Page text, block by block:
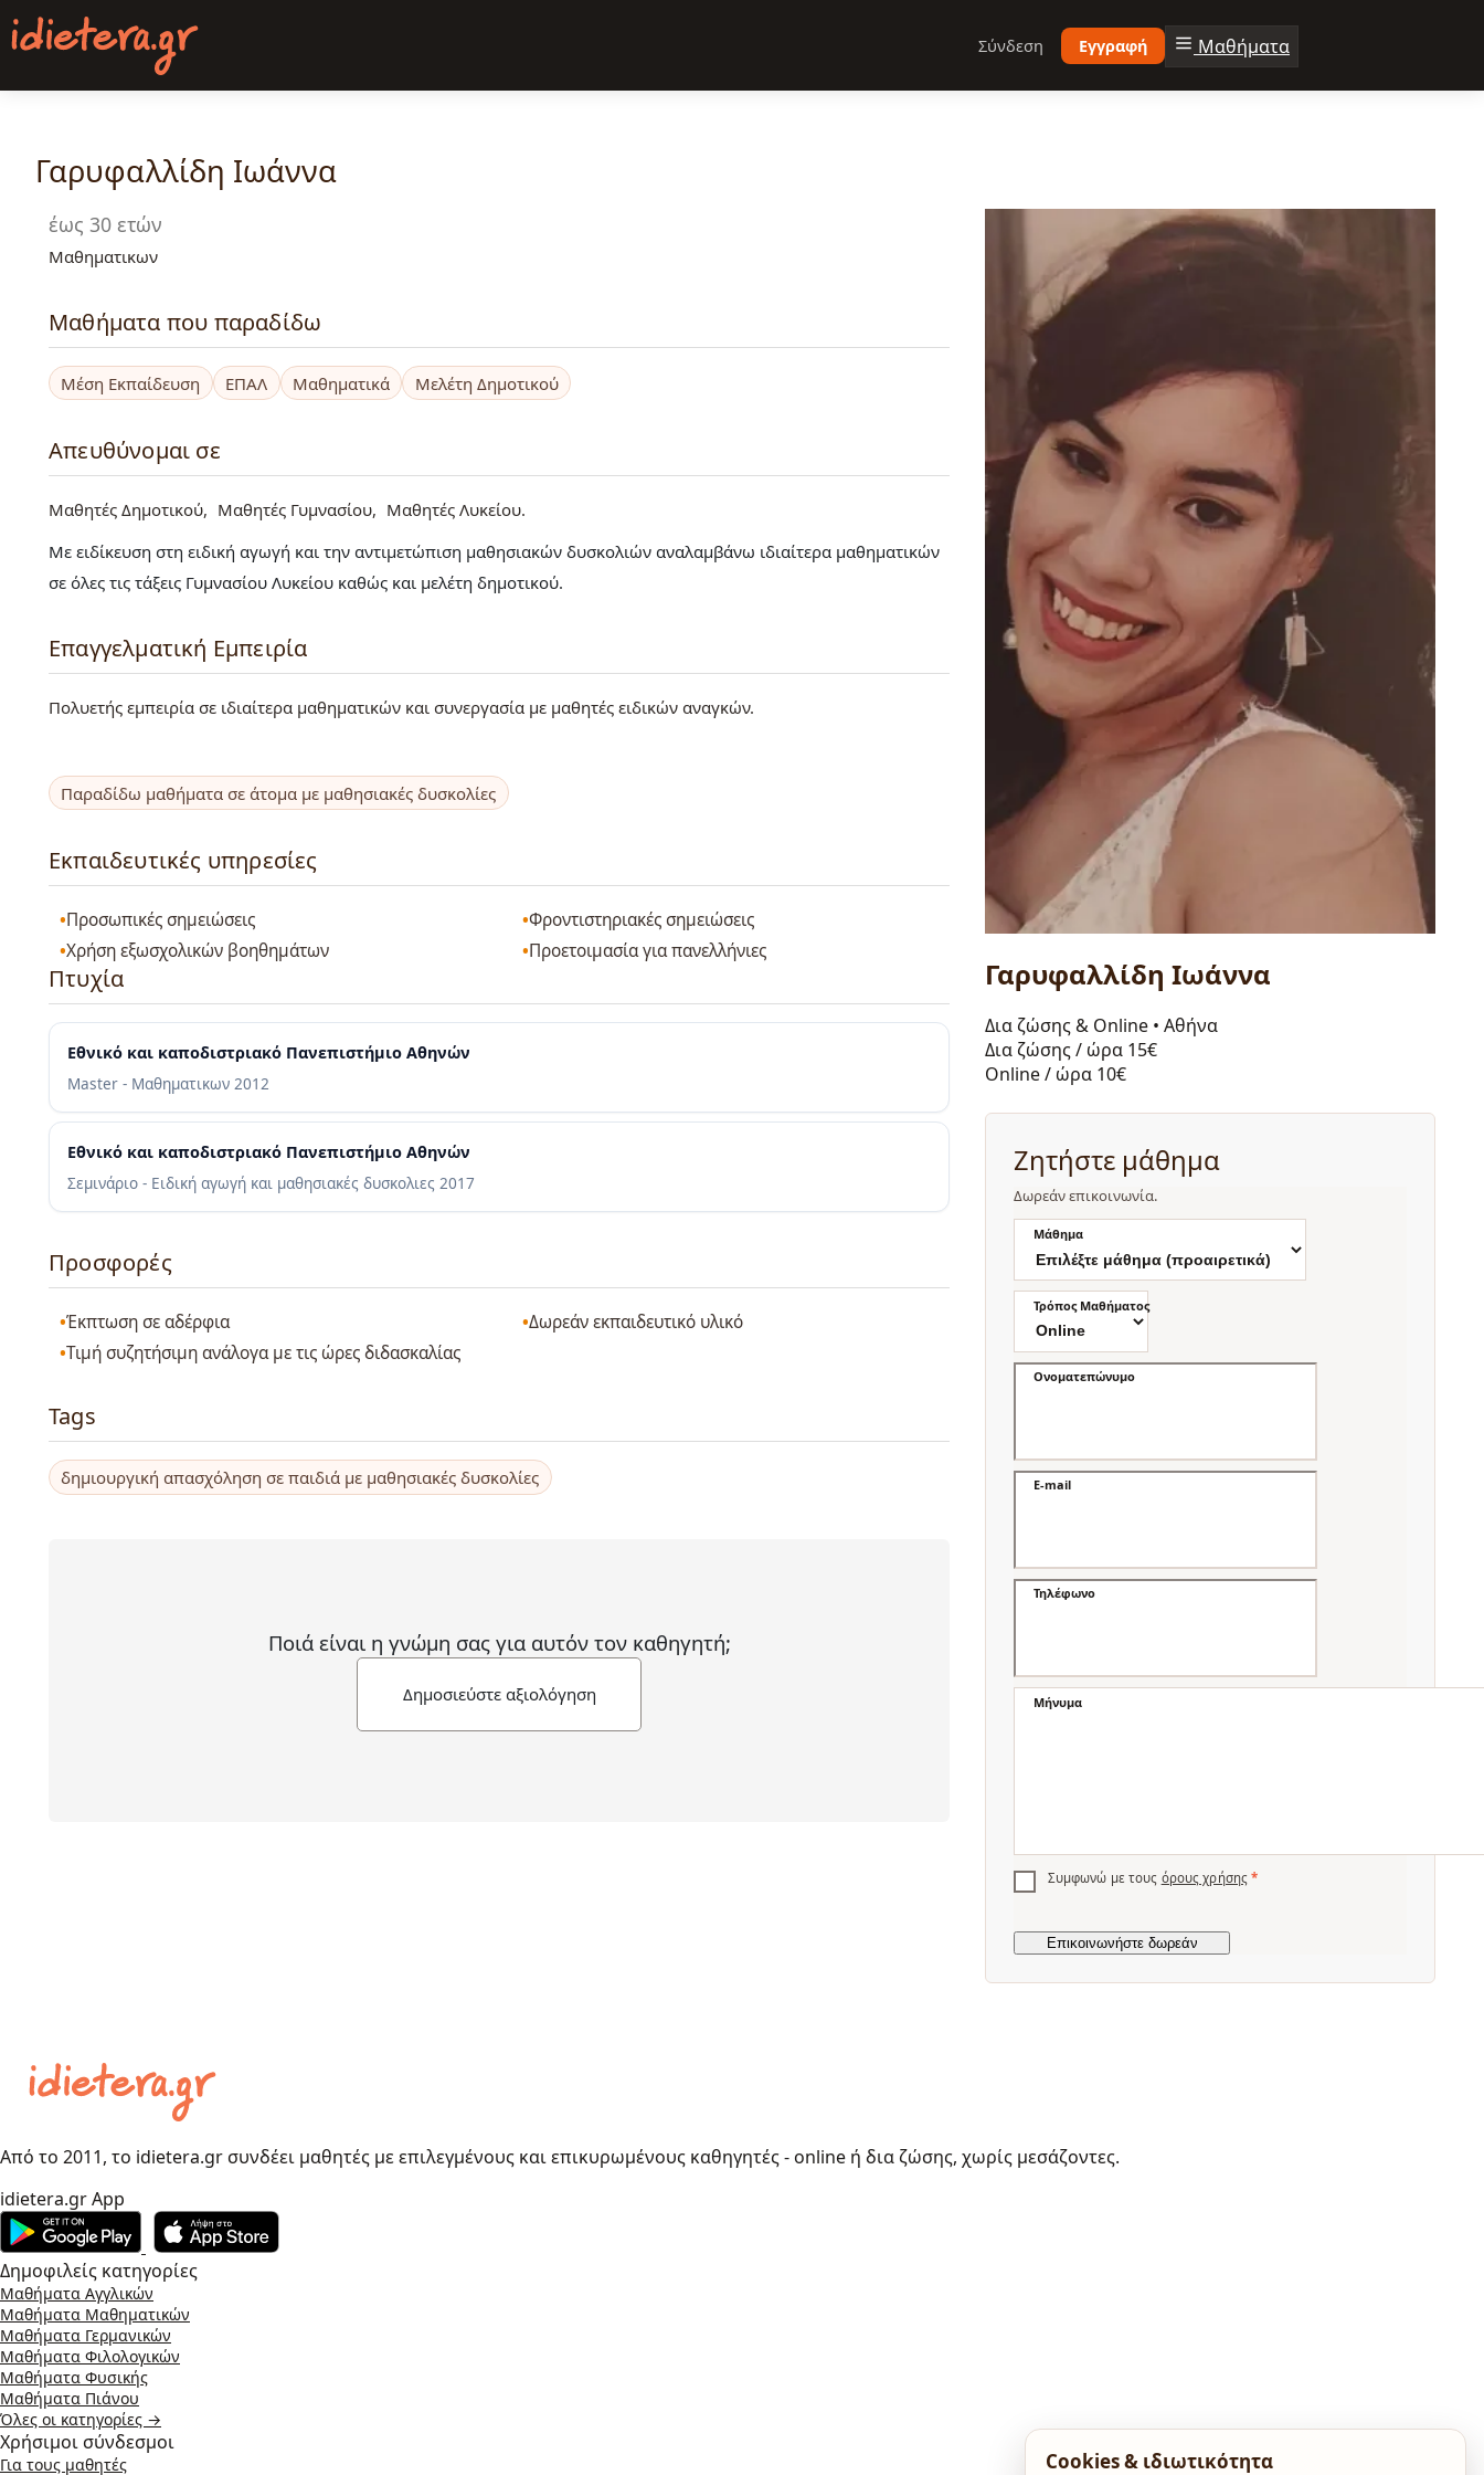
Παράκαμψη
προς
κυρίως
Σύνδεση Εγγραφή Μαθήματα
Γαρυφαλλίδη Ιωάννα
έως 30 ετών
Μαθηματικων
Μαθήματα που παραδίδω
Μέση Εκπαίδευση ΕΠΑΛ Μαθηματικά Μελέτη Δημοτικού
Απευθύνομαι σε
Μαθητές Δημοτικού Μαθητές Γυμνασίου
Μαθητές Λυκείου
Με ειδίκευση στη ειδική αγωγή και την αντιμετώπιση μαθησιακών δυσκολιών αναλαμβάνω ιδιαίτερα μαθηματικών
σε όλες τις τάξεις Γυμνασίου Λυκείου καθώς και μελέτη δημοτικού.
Επαγγελματική Εμπειρία
Πολυετής εμπειρία σε ιδιαίτερα μαθηματικών και συνεργασία με μαθητές ειδικών αναγκών.
Παραδίδω μαθήματα σε άτομα με μαθησιακές δυσκολίες
Εκπαιδευτικές υπηρεσίες
Προσωπικές σημειώσεις
Φροντιστηριακές σημειώσεις
Χρήση εξωσχολικών βοηθημάτων
Προετοιμασία για πανελλήνιες
Πτυχία
Εθνικό και καποδιστριακό Πανεπιστήμιο Αθηνών
Master - Μαθηματικων 2012
Εθνικό και καποδιστριακό Πανεπιστήμιο Αθηνών
Σεμινάριο - Ειδική αγωγή και μαθησιακές δυσκολιες 2017
Προσφορές
Έκπτωση σε αδέρφια
Δωρεάν εκπαιδευτικό υλικό
Τιμή συζητήσιμη ανάλογα με τις ώρες διδασκαλίας
Tags
δημιουργική απασχόληση σε παιδιά με μαθησιακές δυσκολίες
Ποιά είναι η γνώμη σας για αυτόν τον καθηγητή;
Δημοσιεύστε αξιολόγηση
Γαρυφαλλίδη Ιωάννα
Δια ζώσης & Online • Αθήνα
Δια ζώσης / ώρα 15€
Online / ώρα 10€
Ζητήστε μάθημα
Δωρεάν επικοινωνία.
Μάθημα
Τρόπος Μαθήματος
Ονοματεπώνυμο
E-mail
Τηλέφωνο
Μήνυμα
Συμφωνώ με τους όρους χρήσης *
Από το 2011, το idietera.gr συνδέει μαθητές με επιλεγμένους και επικυρωμένους καθηγητές - online ή δια ζώσης, χωρίς μεσάζοντες.
idietera.gr App
Δημοφιλείς κατηγορίες
Μαθήματα Αγγλικών
Μαθήματα Μαθηματικών
Μαθήματα Γερμανικών
Μαθήματα Φιλολογικών
Μαθήματα Φυσικής
Μαθήματα Πιάνου
Όλες οι κατηγορίες →
Χρήσιμοι σύνδεσμοι
Για τους μαθητές Cookies & ιδιωτικότητα